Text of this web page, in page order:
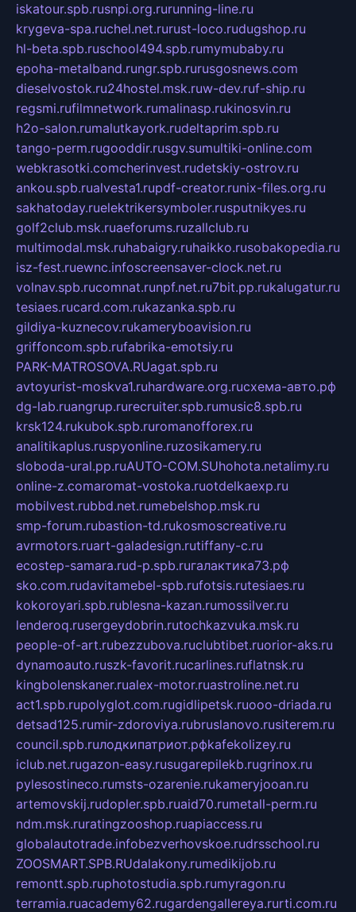
iskatour.spb.rusnpi.org.rurunning-line.ru
krygeva-spa.ruchel.net.rurust-loco.rudugshop.ru
hl-beta.spb.ruschool494.spb.rumymubaby.ru
epoha-metalband.rungr.spb.rurusgosnews.com
dieselvostok.ru24hostel.msk.ruw-dev.ruf-ship.ru
regsmi.rufilmnetwork.rumalinasp.rukinosvin.ru
h2o-salon.rumalutkayork.rudeltaprim.spb.ru
tango-perm.rugooddir.rusgv.sumultiki-online.com
webkrasotki.comcherinvest.rudetskiy-ostrov.ru
ankou.spb.rualvesta1.rupdf-creator.runix-files.org.ru
sakhatoday.ruelektrikersymboler.rusputnikyes.ru
golf2club.msk.ruaeforums.ruzallclub.ru
multimodal.msk.ruhabaigry.ruhaikko.rusobakopedia.ru
isz-fest.ruewnc.infoscreensaver-clock.net.ru
volnav.spb.rucomnat.runpf.net.ru7bit.pp.rukalugatur.ru
tesiaes.rucard.com.rukazanka.spb.ru
gildiya-kuznecov.rukameryboavision.ru
griffoncom.spb.rufabrika-emotsiy.ru
PARK-MATROSOVA.RUagat.spb.ru
avtoyurist-moskva1.ruhardware.org.ruсхема-авто.рф
dg-lab.ruangrup.rurecruiter.spb.rumusic8.spb.ru
krsk124.rukubok.spb.ruromanofforex.ru
analitikaplus.ruspyonline.ruzosikamery.ru
sloboda-ural.pp.ruAUTO-COM.SUhohota.netalimy.ru
online-z.comaromat-vostoka.ruotdelkaexp.ru
mobilvest.rubbd.net.rumebelshop.msk.ru
smp-forum.rubastion-td.rukosmoscreative.ru
avrmotors.ruart-galadesign.rutiffany-c.ru
ecostep-samara.rud-p.spb.ruгалактика73.рф
sko.com.rudavitamebel-spb.rufotsis.rutesiaes.ru
kokoroyari.spb.rublesna-kazan.rumossilver.ru
lenderoq.rusergeydobrin.rutochkazvuka.msk.ru
people-of-art.rubezzubova.ruclubtibet.ruorior-aks.ru
dynamoauto.ruszk-favorit.rucarlines.ruflatnsk.ru
kingbolenskaner.rualex-motor.ruastroline.net.ru
act1.spb.rupolyglot.com.rugidlipetsk.ruooo-driada.ru
detsad125.rumir-zdoroviya.rubruslanovo.rusiterem.ru
council.spb.ruлодкипатриот.рфkafekolizey.ru
iclub.net.rugazon-easy.rusugarepilekb.rugrinox.ru
pylesostineco.rumsts-ozarenie.rukameryjooan.ru
artemovskij.rudopler.spb.ruaid70.rumetall-perm.ru
ndm.msk.ruratingzooshop.ruapiaccess.ru
globalautotrade.infobezverhovskoe.rudrsschool.ru
ZOOSMART.SPB.RUdalakony.rumedikijob.ru
remontt.spb.ruphotostudia.spb.rumyragon.ru
terramia.ruacademy62.rugardengallereya.rurti.com.ru